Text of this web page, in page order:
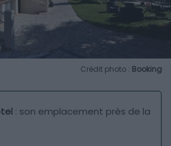
Crédit photo : Booking
: son emplacement près de la